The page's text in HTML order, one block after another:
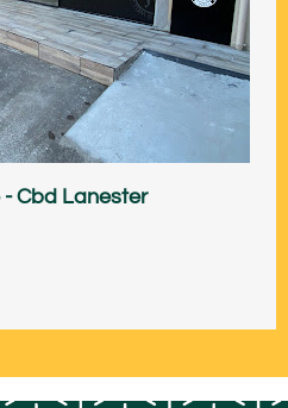
- Cbd Lanester